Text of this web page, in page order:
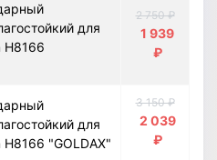
для
H8166
2 750 ₽
1 939
₽
для
"GOLDAX"
3 150 ₽
2 039
₽